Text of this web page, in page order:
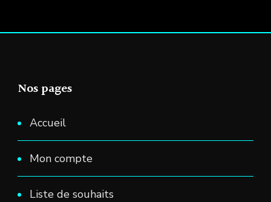
Nos pages
Accueil
Mon compte
Liste de souhaits